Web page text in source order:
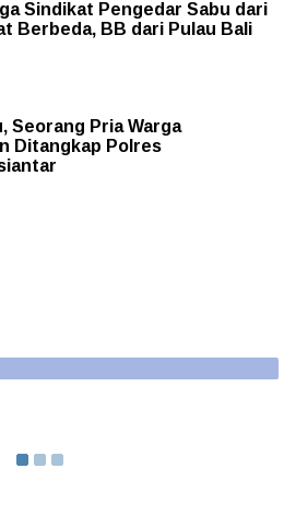
Sindikat Pengedar Sabu dari
Berbeda, BB dari Pulau Bali
Seorang Pria Warga
Ditangkap Polres